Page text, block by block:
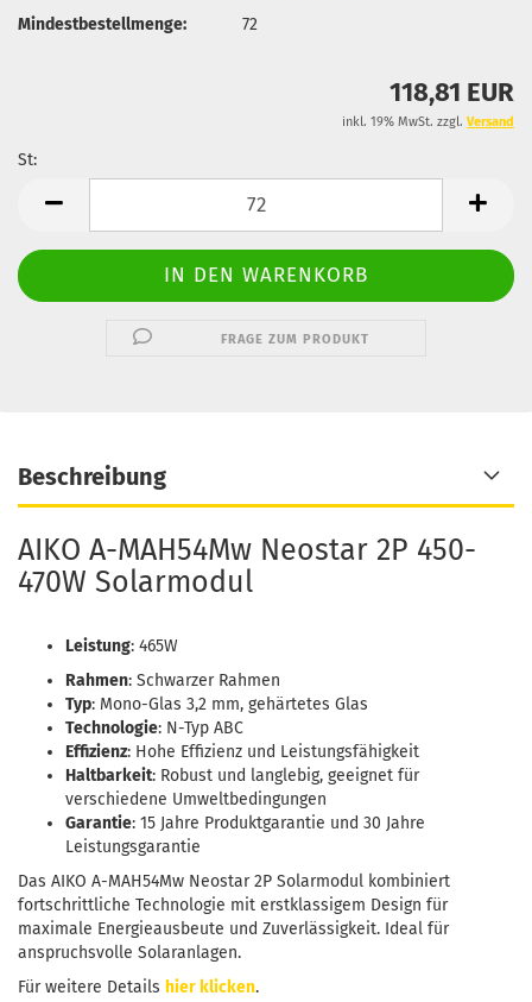
Mindestbestellmenge: 72
118,81 EUR
inkl. 19% MwSt. zzgl. Versand
St:
FRAGE ZUM PRODUKT
Beschreibung
AIKO A-MAH54Mw Neostar 2P 450-
470W Solarmodul
Leistung: 465W
Rahmen: Schwarzer Rahmen
Typ: Mono-Glas 3,2 mm, gehärtetes Glas
Technologie: N-Typ ABC
Effizienz: Hohe Effizienz und Leistungsfähigkeit
Haltbarkeit: Robust und langlebig, geeignet für
verschiedene Umweltbedingungen
Garantie: 15 Jahre Produktgarantie und 30 Jahre
Leistungsgarantie
Das AIKO A-MAH54Mw Neostar 2P Solarmodul kombiniert
fortschrittliche Technologie mit erstklassigem Design für
maximale Energieausbeute und Zuverlässigkeit. Ideal für
anspruchsvolle Solaranlagen.
Für weitere Details hier klicken.